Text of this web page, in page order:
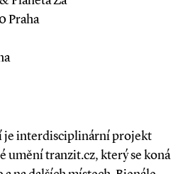
Praha
je interdisciplinární projekt
umění tranzit.cz, který se koná